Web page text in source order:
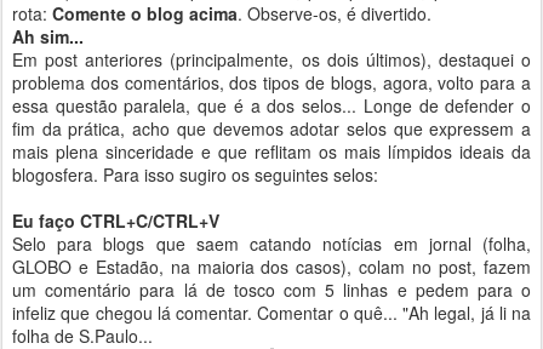
rota: Comente o blog acima. Observe-os, é divertido.
Ah sim...
Em post anteriores (principalmente, os dois últimos), destaquei o
problema dos comentários, dos tipos de blogs, agora, volto para a
essa questão paralela, que é a dos selos... Longe de defender o
fim da prática, acho que devemos adotar selos que expressem a
mais plena sinceridade e que reflitam os mais límpidos ideais da
blogosfera. Para isso sugiro os seguintes selos:
Eu faço CTRL+C/CTRL+V
Selo para blogs que saem catando notícias em jornal (folha,
GLOBO e Estadão, na maioria dos casos), colam no post, fazem
um comentário para lá de tosco com 5 linhas e pedem para o
infeliz que chegou lá comentar. Comentar o quê... "Ah legal, já li na
folha de S.Paulo...